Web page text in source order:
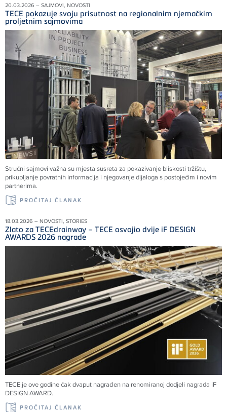
20.03.2026 – SAJMOVI, NOVOSTI
TECE pokazuje svoju prisutnost na regionalnim njemačkim
proljetnim sajmovima
Stručni sajmovi važna su mjesta susreta za pokazivanje bliskosti tržištu,
prikupljanje povratnih informacija i njegovanje dijaloga s postojećim i novim
partnerima.
PROČITAJ ČLANAK
18.03.2026 – NOVOSTI, STORIES
Zlato za TECEdrainway – TECE osvojio dvije iF DESIGN
AWARDS 2026 nagrade
TECE je ove godine čak dvaput nagrađen na renomiranoj dodjeli nagrada iF
DESIGN AWARD.
PROČITAJ ČLANAK